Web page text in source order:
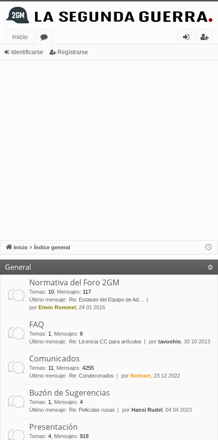
Inicio
or
Identificarse Registrarse
Inicio Índice general
General
Normativa del Foro 2GM
Temas: 10 Mensajes: 117
Último mensaje:
Re: Estatuto del Equipo de Ad…
por Erwin Rommel , 24 01 2015
FAQ
Temas: 1 Mensajes: 9
Último mensaje:
Re: Licencia CC para artículos por tavoohio , 30 10 2013
Comunicados
Temas: 11 Mensajes: 4255
Último mensaje:
Re: Condecorados por Bertram , 23 12 2022
Buzón de Sugerencias
Temas: 1 Mensajes: 4
Último mensaje:
Re: Peliculas rusas por Hansi Rudel , 04 04 2023
Presentación
Temas: 4 Mensajes: 918